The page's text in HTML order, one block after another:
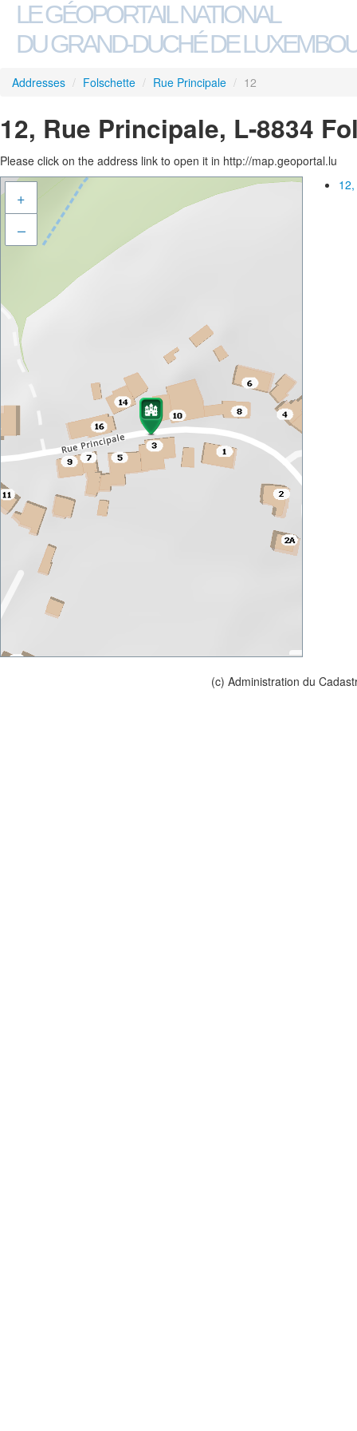
LE GÉOPORTAIL NATIONAL
DU GRAND-DUCHÉ DE
Addresses / Folschette / Rue Principale / 12
12, Rue Principale, L-8834
Please click on the address link to open it in http://map.geoportal.lu
+
–
(c) Administration du